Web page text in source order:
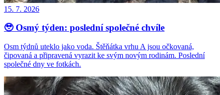
15. 7. 2026
🥹 Osmý týden: poslední společné chvíle
Osm týdnů uteklo jako voda. Štěňátka vrhu A jsou očkovaná,
čipovaná a připravená vyrazit ke svým novým rodinám. Poslední
společné dny ve fotkách.